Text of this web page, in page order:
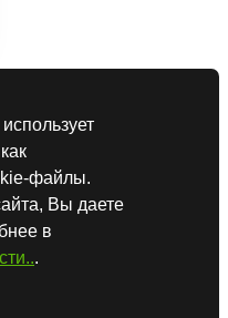
файлы.
Вы даете
в
.